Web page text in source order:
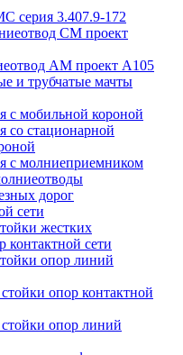
серия 3.407.9-172
СМ проект
АМ проект А105
и трубчатые мачты
с мобильной короной
со стационарной
с молниеприемником
дорог
сети
жестких
контактной сети
опор линий
опор контактной
опор линий